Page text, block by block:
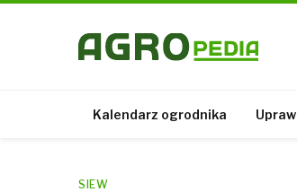
Kalendarz ogrodnika
SIEW